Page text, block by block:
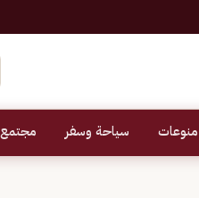
منوعات سياحة وسفر مجتمع